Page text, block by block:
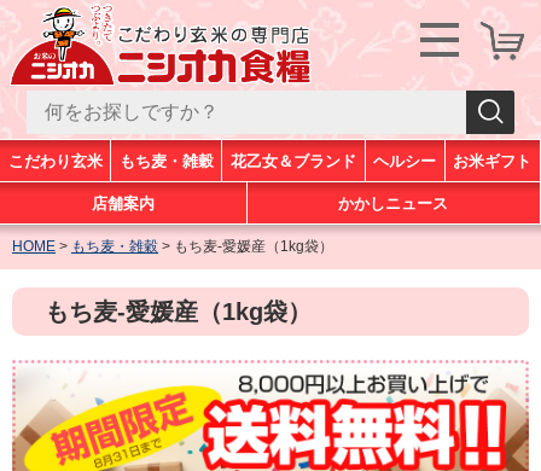
こだわり玄米 もち麦・雑穀 花乙女＆ブランド ヘルシー お米ギフト
店舗案内 かかしニュース
HOME もち麦・雑穀 もち麦-愛媛産（1kg袋）
もち麦-愛媛産（1kg袋）